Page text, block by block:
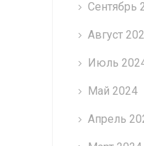
Сентябрь
Август
Июль
Май 2024
Апрель